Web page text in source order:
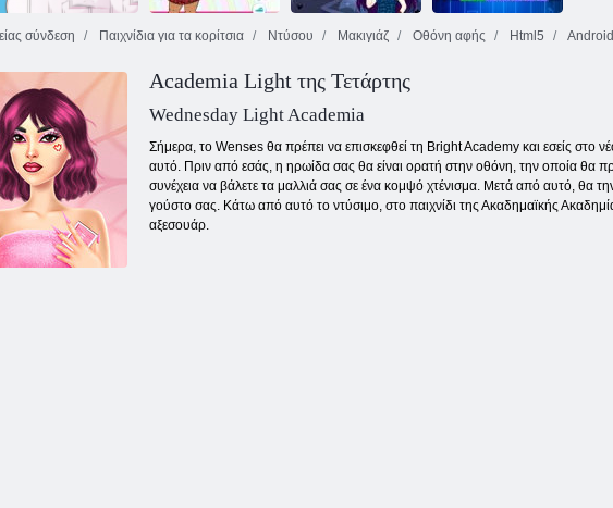
Salon
Road to Royalty:
Battle of Dolls
Ντύνομαι
βαμπίρ
σύνδεση Παιχνίδια για τα κορίτσια Ντύσου Μακιγιάζ Οθόνη αφής Html5 Android
Academia Light της Τετάρτης
Wednesday Light Academia
Σήμερα, το Wenses θα πρέπει να επισκεφθεί τη Bright Academy και εσείς στο
αυτό. Πριν από εσάς, η ηρωίδα σας θα είναι ορατή στην οθόνη, την οποία θα
συνέχεια να βάλετε τα μαλλιά σας σε ένα κομψό χτένισμα. Μετά από αυτό, θα
γούστο σας. Κάτω από αυτό το ντύσιμο, στο παιχνίδι της Ακαδημαϊκής
αξεσουάρ.